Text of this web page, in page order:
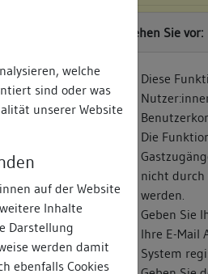
welche
sind oder was
unserer Website
auf der Website
Inhalte
Darstellung
werden damit
ebenfalls Cookies
So gehen Sie vor:
Diese
Die
nicht durch
werden.
Geben Sie
Ihre E-Mail
System